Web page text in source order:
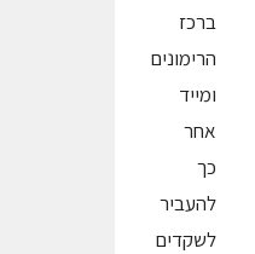
ברכז
הרימונים
ומייד
אחר
כך
להעביר
לשקדים